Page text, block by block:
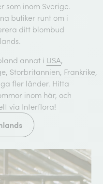
som inom Sverige.
butiker runt om i
ditt blombud
annat i USA,
, Storbritannien, Frankrike,
fler länder. Hitta
inom här, och
via Interflora!